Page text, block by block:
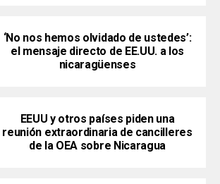
‘No nos hemos olvidado de ustedes’:
el mensaje directo de EE.UU. a los
nicaragüenses
EEUU y otros países piden una
reunión extraordinaria de cancilleres
de la OEA sobre Nicaragua